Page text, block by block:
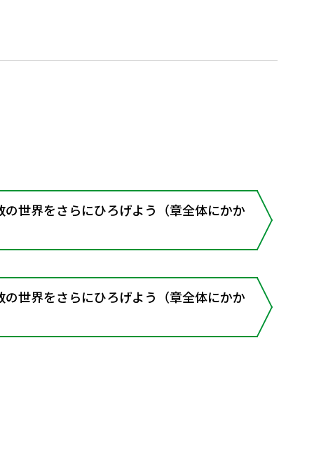
世界をさらにひろげよう（章全体にかか
世界をさらにひろげよう（章全体にかか